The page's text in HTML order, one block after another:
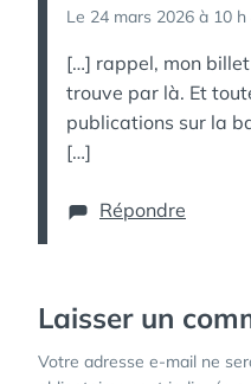
Le 24 mars 2026 à 10 h
[…] rappel, mon
trouve par là. Et
publications sur la
[…]
Répondre
Laisser un
Votre adresse e-mail ne